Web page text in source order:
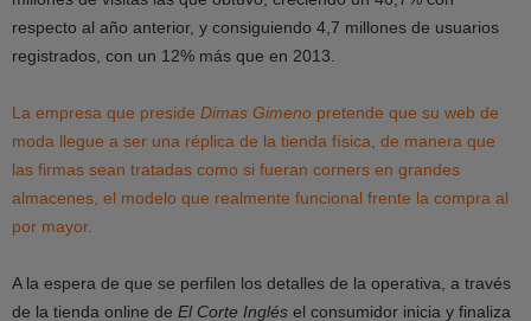
respecto al año anterior, y consiguiendo 4,7 millones de usuarios
registrados, con un 12% más que en 2013.
La empresa que preside Dimas Gimeno pretende que su web de
moda llegue a ser una réplica de la tienda física, de manera que
las firmas sean tratadas como si fueran corners en grandes
almacenes, el modelo que realmente funcional frente la compra al
por mayor.
A la espera de que se perfilen los detalles de la operativa, a través
de la tienda online de El Corte Inglés el consumidor inicia y finaliza